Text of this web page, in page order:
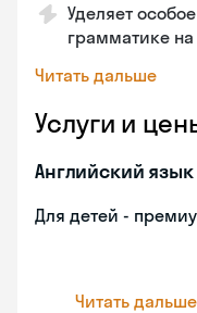
Уделяет
грамматике на
Читать дальше
Услуги и
Английский язык
Для детей -
Читать дальше